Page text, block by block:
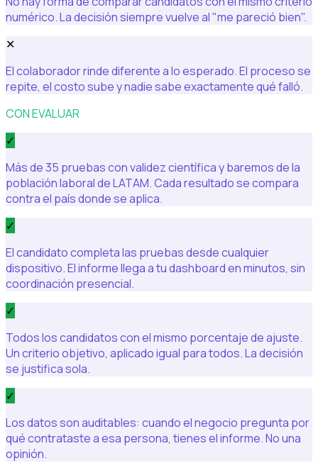
numérico. La decisión siempre vuelve al "me pareció bien".
✕
El colaborador rinde diferente a lo esperado. El proceso se
repite, el costo sube y nadie sabe exactamente qué falló.
CON EVALUAR
✓
Más de 35 pruebas con validez científica y baremos de la
población laboral de LATAM. Cada resultado se compara
contra el país donde se aplica.
✓
El candidato completa las pruebas desde cualquier
dispositivo. El informe llega a tu dashboard en minutos, sin
coordinación presencial.
✓
Todos los candidatos con el mismo porcentaje de ajuste.
Un criterio objetivo, aplicado igual para todos. La decisión
se justifica sola.
✓
Los datos son auditables: cuando el negocio pregunta por
qué contrataste a esa persona, tienes el informe. No una
opinión.